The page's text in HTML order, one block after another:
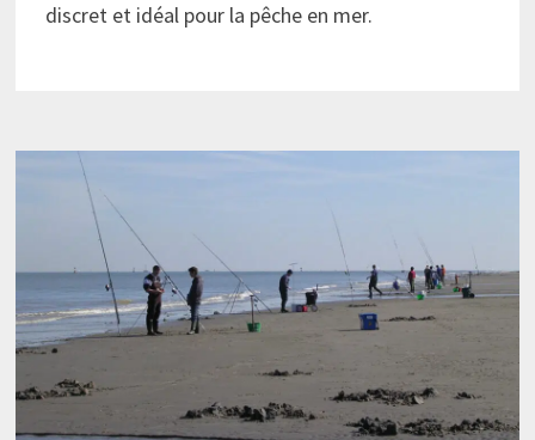
discret et idéal pour la pêche en mer.